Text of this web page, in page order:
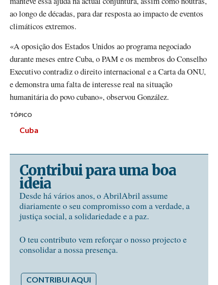
ao longo de décadas, para dar resposta ao impacto de eventos
climáticos extremos.
«A oposição dos Estados Unidos ao programa negociado
durante meses entre Cuba, o PAM e os membros do Conselho
Executivo contradiz o direito internacional e a Carta da ONU,
e demonstra uma falta de interesse real na situação
humanitária do povo cubano», observou González.
TÓPICO
Cuba
Contribui para uma boa
ideia
Desde há vários anos, o AbrilAbril assume
diariamente o seu compromisso com a verdade, a
justiça social, a solidariedade e a paz.
O teu contributo vem reforçar o nosso projecto e
consolidar a nossa presença.
CONTRIBUI AQUI